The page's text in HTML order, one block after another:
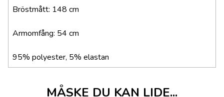
Bröstmått: 148 cm
Armomfång: 54 cm
95% polyester, 5% elastan
MÅSKE DU KAN LIDE...